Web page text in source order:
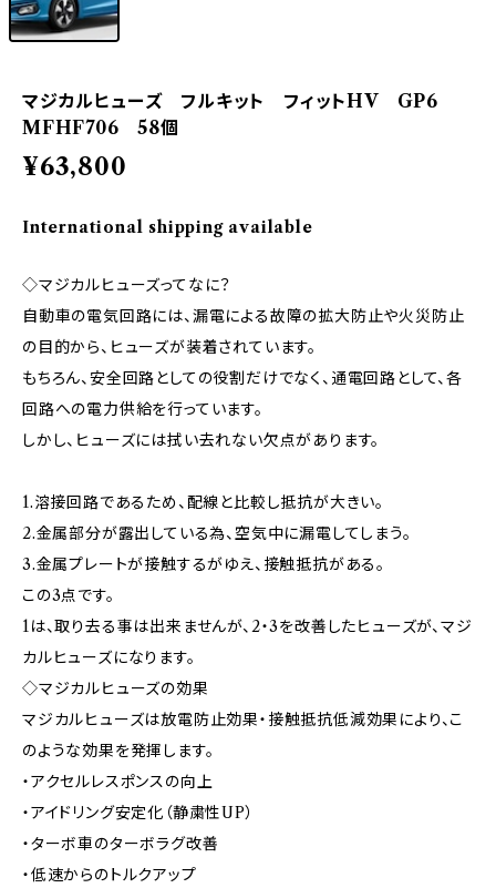
マジカルヒューズ フルキット フィットHV GP6
MFHF706 58個
¥63,800
International shipping available
◇マジカルヒューズってなに？
自動車の電気回路には、漏電による故障の拡大防止や火災防止
の目的から、ヒューズが装着されています。
もちろん、安全回路としての役割だけでなく、通電回路として、各
回路への電力供給を行っています。
しかし、ヒューズには拭い去れない欠点があります。
1.溶接回路であるため、配線と比較し抵抗が大きい。
2.金属部分が露出している為、空気中に漏電してしまう。
3.金属プレートが接触するがゆえ、接触抵抗がある。
この3点です。
1は、取り去る事は出来ませんが、2・3を改善したヒューズが、マジ
カルヒューズになります。
◇マジカルヒューズの効果
マジカルヒューズは放電防止効果・接触抵抗低減効果により、こ
のような効果を発揮します。
・アクセルレスポンスの向上
・アイドリング安定化（静粛性UP）
・ターボ車のターボラグ改善
・低速からのトルクアップ